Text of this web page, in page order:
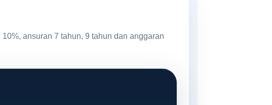
ansuran 7 tahun, 9 tahun dan anggaran